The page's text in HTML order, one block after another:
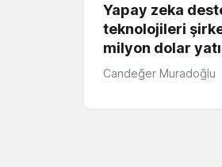
Yapay zeka
teknolojileri
milyon dolar
Candeğer Muradoğlu